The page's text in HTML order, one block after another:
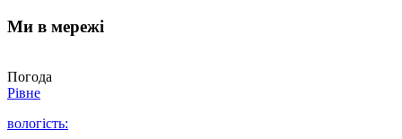
Ми в мережі
Погода
Рівне
вологість: